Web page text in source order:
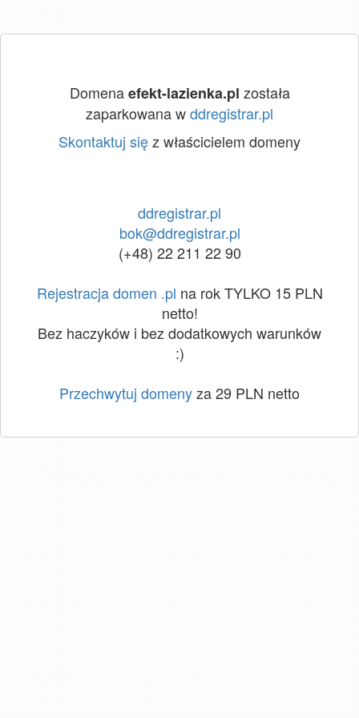
Domenaefekt-lazienka.pl została
zaparkowana wddregistrar.pl
Skontaktuj sięz właścicielem domeny
ddregistrar.pl
bok@ddregistrar.pl
(+48) 22 211 22 90
Rejestracja domen .pl na rok TYLKO 15 PLN
netto!
Bez haczyków i bez dodatkowych warunków
:)
Przechwytuj domenyza 29 PLN netto